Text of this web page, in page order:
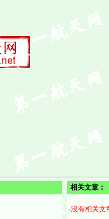
相关文章：
·没有相关文